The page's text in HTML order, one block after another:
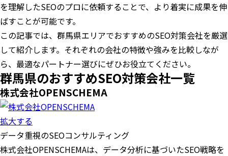
を理解したSEOのプロに依頼することで、より着実に成果を伸
ばすことが可能です。
この記事では、群馬県エリアでおすすめのSEO対策会社を厳選
して紹介します。それぞれの会社の特徴や強みを比較しなが
ら、最適なパートナー選びにぜひお役立てください。
群馬県のおすすめSEO対策会社一覧
株式会社OPENSCHEMA
拡大する
データ重視のSEOコンサルティング
株式会社OPENSCHEMAは、データ分析に基づいたSEO戦略を